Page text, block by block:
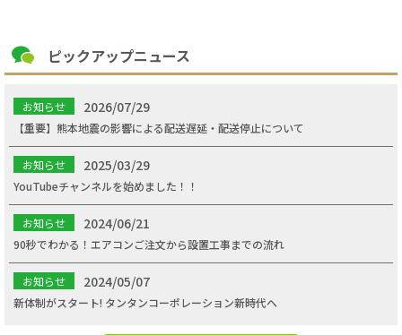
ピックアップニュース
お知らせ 2026/07/29
【重要】熊本地震の影響による配送遅延・配送停止について
お知らせ 2025/03/29
YouTubeチャンネルを始めました！！
お知らせ 2024/06/21
90秒でわかる！エアコンご注文から設置工事までの流れ
お知らせ 2024/05/07
新体制がスタート! タンタンコーポレーション新時代へ